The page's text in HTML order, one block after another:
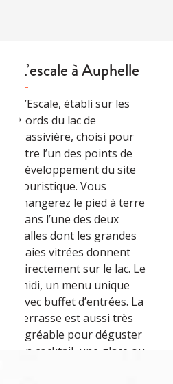
L’escale à Auphelle
L’Escale, établi sur les
bords du lac de
Vassivière, choisi pour
être l’un des points de
développement du site
touristique. Vous
mangerez le pied à terre
dans l’une des deux
salles dont les grandes
baies vitrées donnent
directement sur le lac. Le
midi, un menu unique
avec buffet d’entrées. La
terrasse est aussi très
agréable pour déguster
un cocktail, une glace ou